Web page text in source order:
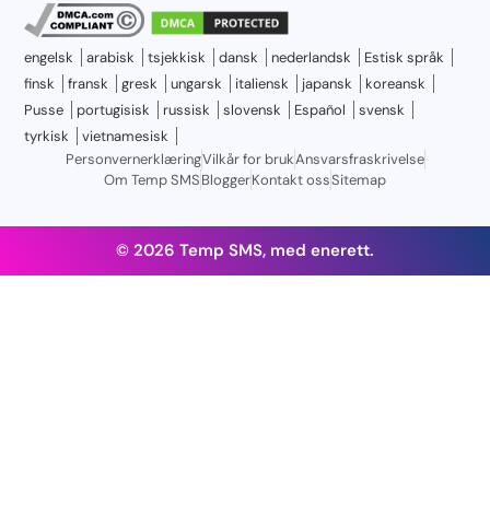
engelsk arabisk tsjekkisk dansk nederlandsk
Estisk språk
finsk
fransk gresk ungarsk italiensk japansk
koreansk
Pusse
portugisisk russisk slovensk Español
svensk
tyrkisk
vietnamesisk
PersonvernerklæringVilkår for brukAnsvarsfraskrivelse
Om Temp SMSBloggerKontakt ossSitemap
© 2026 Temp SMS, med enerett.